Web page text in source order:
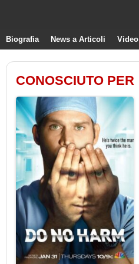
Biografia News a Articoli Video
CONOSCIUTO PER